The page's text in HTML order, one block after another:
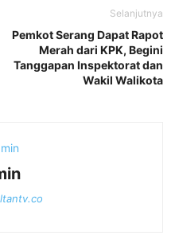
Selanjutnya
Pemkot Serang Dapat Rapot
Merah dari KPK, Begini
Tanggapan Inspektorat dan
Wakil Walikota